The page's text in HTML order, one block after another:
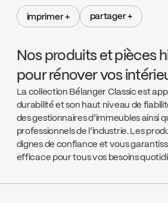
imprimer + partager +
Nos produits et pièces
pour rénover vos
La collection Bélanger Classic est
durabilité et son haut niveau de
des gestionnaires d’immeubles ainsi
professionnels de l’industrie. Les
dignes de confiance et vous
efficace pour tous vos besoins